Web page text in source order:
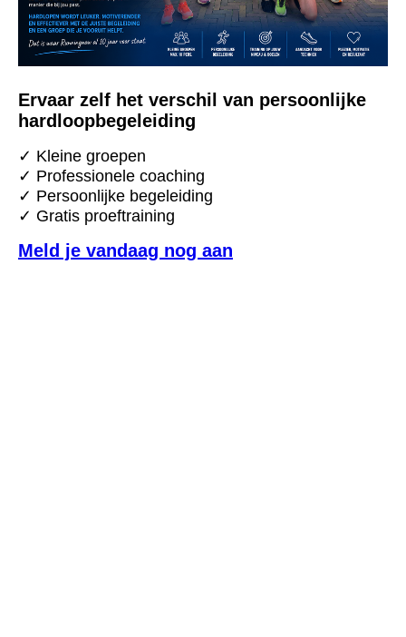
Ervaar zelf het verschil van persoonlijke
hardloopbegeleiding
✓ Kleine groepen
✓ Professionele coaching
✓ Persoonlijke begeleiding
✓ Gratis proeftraining
Meld je vandaag nog aan